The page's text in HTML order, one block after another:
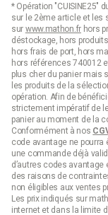
Parmi nos quelques
lapassoire à maille
Mathon, la passoire
Mathonou encore la
Fackelmann.
Quelle
Pour les pâtes, nous
pour un égouttage
également les
le plastique de
poignées sont
vous également que
quantité de pâtes
rainures, comme la
* Opération "CUISINE25"
sur le 2ème article et les
sur www.mathon.frhors
déstockage, hors
hors frais de port, hors
hors références 740012
plus cher du panier mais
les produits de la
opération. Afin de
strictement impératif de
panier au moment de la
Conformément à nos
code avantage ne pourra
une commande déjà
d’autres codes
des raisons de
non éligibles aux ventes
Les prix indiqués sur
internet et dans la limite